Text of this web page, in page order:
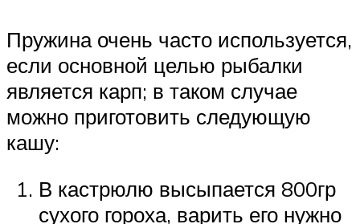
Пружина очень часто используется,
если основной целью рыбалки
является карп; в таком случае
можно приготовить следующую
кашу:
В кастрюлю высыпается 800гр
сухого гороха, варить его нужно